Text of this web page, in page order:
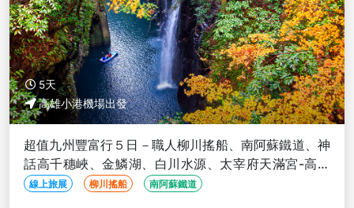
5天
高雄小港機場出發
超值九州豐富行５日－職人柳川搖船、南阿蘇鐵道、神
話高千穗峽、金鱗湖、白川水源、太宰府天滿宮-高雄
出發
線上旅展 柳川搖船 南阿蘇鐵道